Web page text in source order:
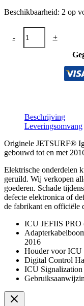
Beschikbaarheid: 2 op
-
2016
+
Beschrijving
Leveringsomvang
Originele JETSURF®
gebouwd tot en met
Elektrische onderdelen
geruild. Wij verkopen
goederen. Schade
defecte elektronica of
de fabrikant en officiële
ICU JEFIIS PRO
2016
Houder voor ICU
Digital Control
ICU